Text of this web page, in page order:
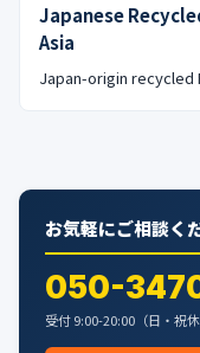
会社案内
Japanese
Asia
Japan-origin recycled
お気軽にご相談く
050-
受付 9:00-20:00（日・祝休